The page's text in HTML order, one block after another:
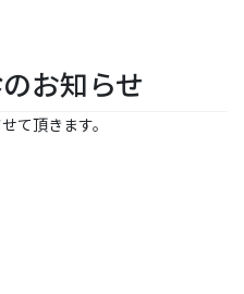
お知らせ
て頂きます。